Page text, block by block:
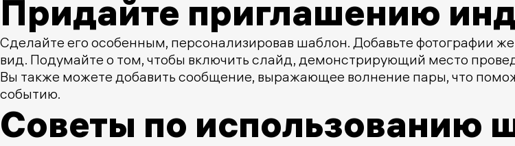
Придайте приглашению
Сделайте его особенным, персонализировав шаблон. Добавьте фотографии
вид. Подумайте о том, чтобы включить слайд, демонстрирующий место
Вы также можете добавить сообщение, выражающее волнение пары, что
событию.
Советы по использованию